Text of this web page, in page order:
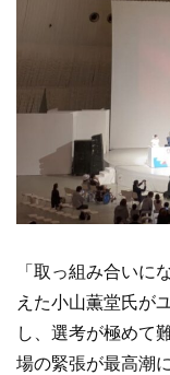
「取っ組み合いに
えた小山薫堂氏が
し、選考が極めて
場の緊張が最高潮